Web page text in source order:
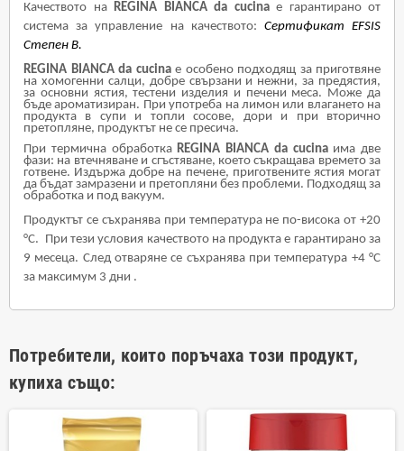
Качеството на REGINA BIANCA da cucina е гарантирано от
система за управление на качеството: Сертификат
EFSIS
Степен B.
REGINA BIANCA da cucinaе особено подходящ за приготвяне
на хомогенни салци, добре свързани и нежни, за предястия,
за основни ястия, тестени изделия и печени меса. Може да
бъде ароматизиран. При употреба на лимон или влагането на
продукта в супи и топли сосове, дори и при вторично
претопляне, продуктът не се пресича.
При термична обработка REGINA BIANCA da cucina има две
фази: на втечняване и сгъстяване, което съкращава времето за
готвене. Издържа добре на печене, приготвените ястия могат
да бъдат замразени и претопляни без проблеми. Подходящ за
обработка и под вакуум.
Продуктът се съхранява при температура не по-висока от +20
°C. При тези условия качеството на продукта е гарантирано за
9 месеца. След отваряне се съхранява при температура +4 °C
за максимум 3 дни .
Потребители, които поръчаха този продукт,
купиха също: